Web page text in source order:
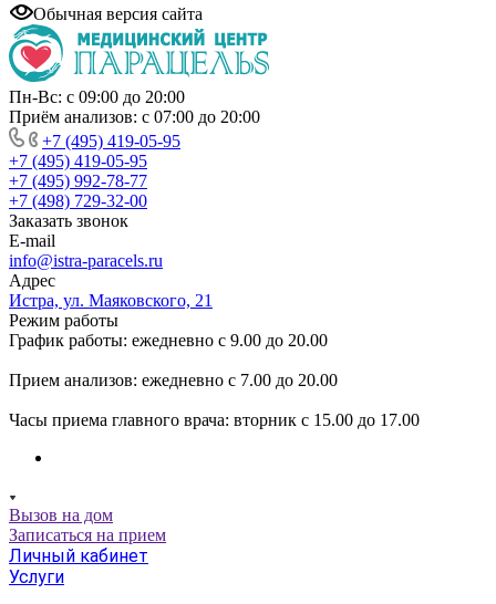
Обычная версия сайта
Пн-Вс: с 09:00 до 20:00
Приём анализов: с 07:00 до 20:00
+7 (495) 419-05-95
+7 (495) 419-05-95
+7 (495) 992-78-77
+7 (498) 729-32-00
Заказать звонок
E-mail
info@istra-paracels.ru
Адрес
Истра, ул. Маяковского, 21
Режим работы
График работы: ежедневно с 9.00 до 20.00
Прием анализов: ежедневно с 7.00 до 20.00
Часы приема главного врача: вторник с 15.00 до 17.00
Вызов на дом
Записаться на прием
Личный кабинет
Услуги